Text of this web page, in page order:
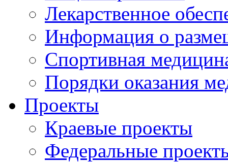
Лекарственное
Информация о
Спортивная
Порядки оказания
Проекты
Краевые проекты
Федеральные